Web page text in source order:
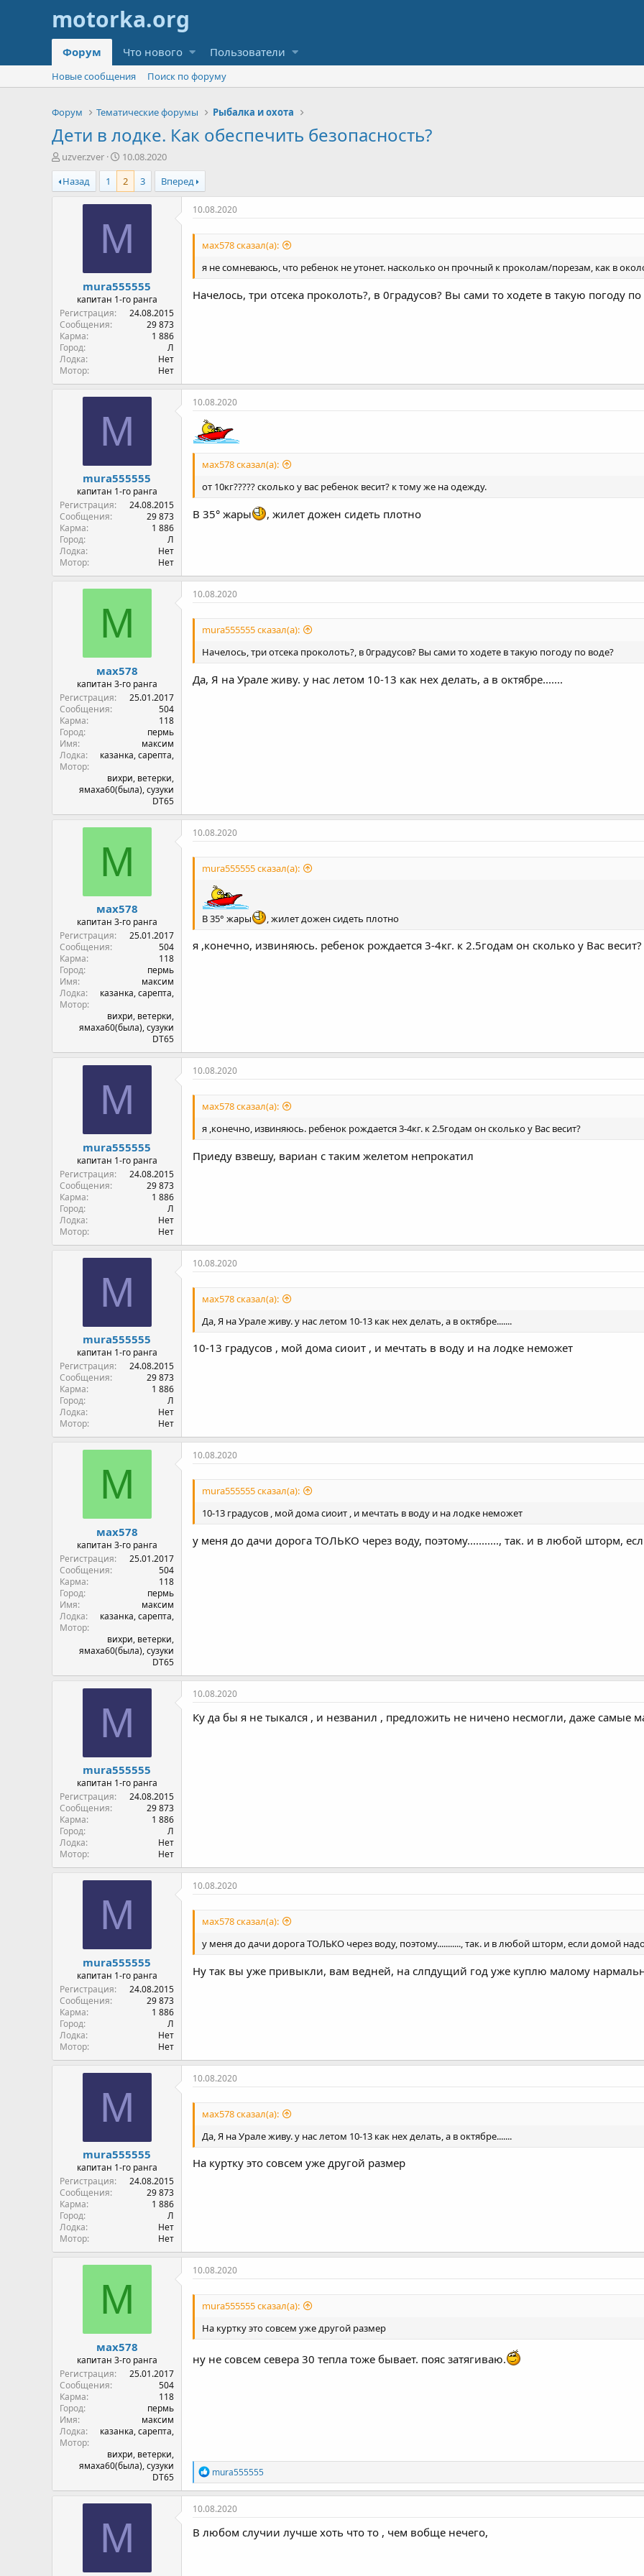
Форум Что нового Пользователи
Новые сообщения Поиск по форуму
Форум Тематические форумы Рыбалка и охота
Дети в лодке. Как обеспечить безопасность?
А
в
т
о
uzver.zver
Д
а
т
а
н
ч
а
а
10.08.2020
Назад
1 2 3 Вперед
M
mura555555
капитан 1-го ранга
Регистрация
24.08.2015
Сообщения
29 873
Карма
1 886
Город
Л
Лодка
Нет
Мотор
Нет
10.08.2020
мах578 сказал(а):
я не сомневаюсь, что ребенок не утонет. насколько он прочный к проколам/порезам, как в
Начелось, три отсека проколоть?, в 0градусов? Вы сами то ходете в такую погоду по
M
mura555555
капитан 1-го ранга
Регистрация
24.08.2015
Сообщения
29 873
Карма
1 886
Город
Л
Лодка
Нет
Мотор
Нет
10.08.2020
мах578 сказал(а):
от 10кг????? сколько у вас ребенок весит? к тому же на одежду.
В 35° жары , жилет дожен сидеть плотно
М
мах578
капитан 3-го ранга
Регистрация
25.01.2017
Сообщения
504
Карма
118
Город
пермь
Имя
максим
Лодка
казанка, сарепта,
Мотор
вихри, ветерки,
ямаха60(была), сузуки
DT65
10.08.2020
mura555555 сказал(а):
Начелось, три отсека проколоть?, в 0градусов? Вы сами то ходете в такую погоду по воде?
Да, Я на Урале живу. у нас летом 10-13 как нех делать, а в октябре.......
М
мах578
капитан 3-го ранга
Регистрация
25.01.2017
Сообщения
504
Карма
118
Город
пермь
Имя
максим
Лодка
казанка, сарепта,
Мотор
вихри, ветерки,
ямаха60(была), сузуки
DT65
10.08.2020
mura555555 сказал(а):
В 35° жары , жилет дожен сидеть плотно
я ,конечно, извиняюсь. ребенок рождается 3-4кг. к 2.5годам он сколько у Вас весит?
M
mura555555
капитан 1-го ранга
Регистрация
24.08.2015
Сообщения
29 873
Карма
1 886
Город
Л
Лодка
Нет
Мотор
Нет
10.08.2020
мах578 сказал(а):
я ,конечно, извиняюсь. ребенок рождается 3-4кг. к 2.5годам он сколько у Вас весит?
Приеду взвешу, вариан с таким желетом непрокатил
M
mura555555
капитан 1-го ранга
Регистрация
24.08.2015
Сообщения
29 873
Карма
1 886
Город
Л
Лодка
Нет
Мотор
Нет
10.08.2020
мах578 сказал(а):
Да, Я на Урале живу. у нас летом 10-13 как нех делать, а в октябре.......
10-13 градусов , мой дома сиоит , и мечтать в воду и на лодке неможет
М
мах578
капитан 3-го ранга
Регистрация
25.01.2017
Сообщения
504
Карма
118
Город
пермь
Имя
максим
Лодка
казанка, сарепта,
Мотор
вихри, ветерки,
ямаха60(была), сузуки
DT65
10.08.2020
mura555555 сказал(а):
10-13 градусов , мой дома сиоит , и мечтать в воду и на лодке неможет
у меня до дачи дорога ТОЛЬКО через воду, поэтому..........., так. и в любой шторм,
M
mura555555
капитан 1-го ранга
Регистрация
24.08.2015
Сообщения
29 873
Карма
1 886
Город
Л
Лодка
Нет
Мотор
Нет
10.08.2020
Ку да бы я не тыкался , и незванил , предложить не ничено несмогли, даже
M
mura555555
капитан 1-го ранга
Регистрация
24.08.2015
Сообщения
29 873
Карма
1 886
Город
Л
Лодка
Нет
Мотор
Нет
10.08.2020
мах578 сказал(а):
у меня до дачи дорога ТОЛЬКО через воду, поэтому..........., так. и в любой шторм, если домой
Ну так вы уже привыкли, вам ведней, на слпдущий год уже куплю малому
M
mura555555
капитан 1-го ранга
Регистрация
24.08.2015
Сообщения
29 873
Карма
1 886
Город
Л
Лодка
Нет
Мотор
Нет
10.08.2020
мах578 сказал(а):
Да, Я на Урале живу. у нас летом 10-13 как нех делать, а в октябре.......
На куртку это совсем уже другой размер
М
мах578
капитан 3-го ранга
Регистрация
25.01.2017
Сообщения
504
Карма
118
Город
пермь
Имя
максим
Лодка
казанка, сарепта,
Мотор
вихри, ветерки,
ямаха60(была), сузуки
DT65
10.08.2020
mura555555 сказал(а):
На куртку это совсем уже другой размер
ну не совсем севера 30 тепла тоже бывает. пояс затягиваю.
Р
е
а
к
и
и
mura555555
M
10.08.2020
В любом случии лучше хоть что то , чем вобще нечего,